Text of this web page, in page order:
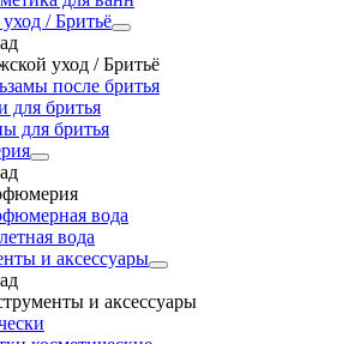
/ Бритьё
уход / Бритьё
после бритья
для бритья
для бритья
вода
вода
и аксессуары
и аксессуары